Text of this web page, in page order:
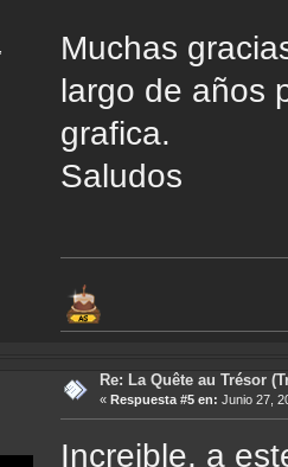
Muchas
largo de años
grafica.
Saludos
Re: La Quête au Trésor
« Respuesta #5 en: Junio 27,
Increible, a